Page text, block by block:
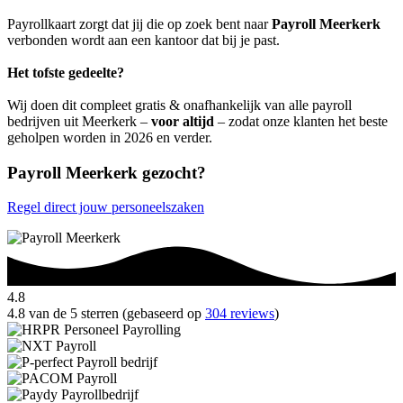
Payrollkaart zorgt dat jij die op zoek bent naarPayroll Meerkerk
verbonden wordt aan een kantoor dat bij je past.
Het tofste gedeelte?
Wij doen dit compleet gratis & onafhankelijk van alle payroll
bedrijven uit Meerkerk – voor altijd – zodat onze klanten het beste
geholpen worden in 2026 en verder.
Payroll Meerkerk gezocht?
Regel direct jouw personeelszaken
4.8
4.8 van de 5 sterren (gebaseerd op 304 reviews)